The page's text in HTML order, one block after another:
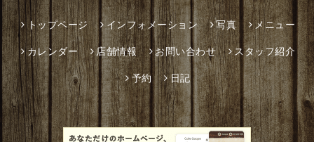
トップページ インフォメーション 写真 メニュー
カレンダー 店舗情報 お問い合わせ スタッフ紹介
予約 日記